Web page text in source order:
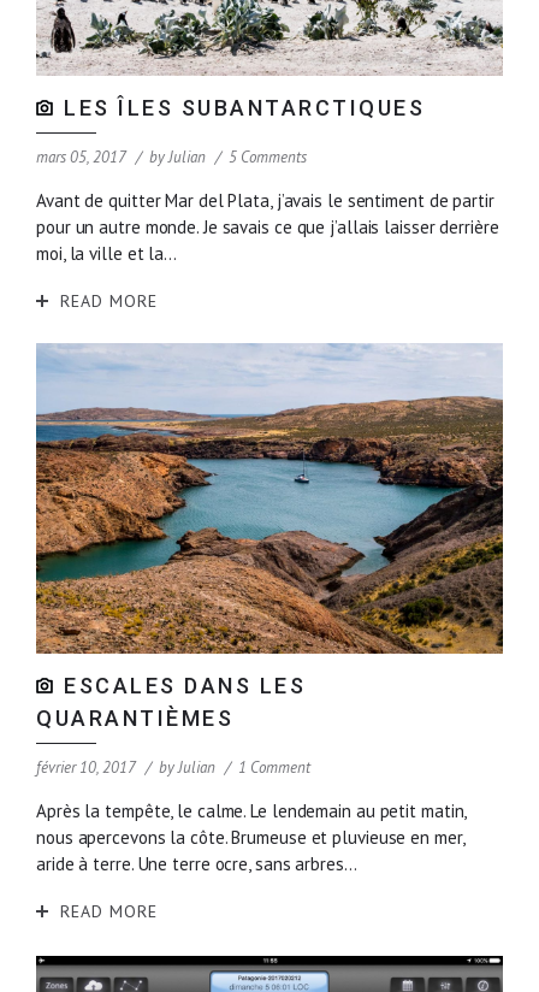
LES ÎLES SUBANTARCTIQUES
mars 05, 2017 byJulian 5 Comments
Avant de quitter Mar del Plata, j’avais le sentiment de partir
pour un autre monde. Je savais ce que j’allais laisser derrière
moi, la ville et la...
READ MORE
ESCALES DANS LES
QUARANTIÈMES
février 10, 2017 byJulian 1 Comment
Après la tempête, le calme. Le lendemain au petit matin,
nous apercevons la côte. Brumeuse et pluvieuse en mer,
aride à terre. Une terre ocre, sans arbres...
READ MORE